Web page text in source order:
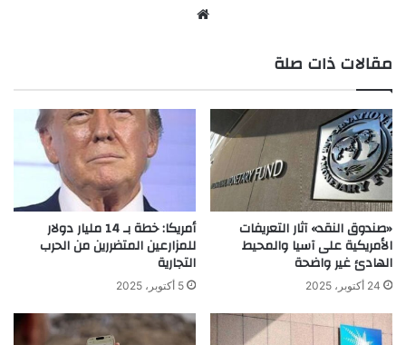
مقالات ذات صلة
«صندوق النقد» آثار التعريفات
الأمريكية على آسيا والمحيط
الهادئ غير واضحة
24 أكتوبر، 2025
أمريكا: خطة بـ 14 مليار دولار
للمزارعين المتضررين من الحرب
التجارية
5 أكتوبر، 2025